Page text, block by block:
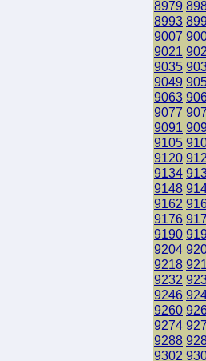
8979
8993
9007
9021
9035
9049
9063
9077
9091
9105
9120
9134
9148
9162
9176
9190
9204
9218
9232
9246
9260
9274
9288
9302